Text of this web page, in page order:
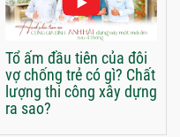
Tổ ấm đầu tiên của đôi
vợ chống trẻ có gì? Chất
lượng thi công xây dựng
ra sao?